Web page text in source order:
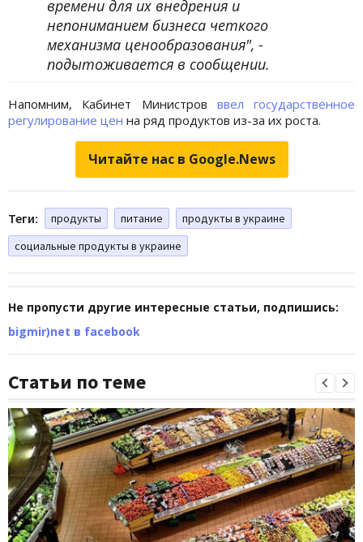
времени для их внедрения и
непониманием бизнеса четкого
механизма ценообразования", -
подытоживается в сообщении.
Напомним, Кабинет Министров ввел государственное
регулирование цен на ряд продуктов из-за их роста.
Читайте нас в Google.News
Теги: продукты питание
продукты в украине
социальные продукты в украине
Не пропусти другие интересные статьи, подпишись:
bigmir)net в facebook
Статьи по теме